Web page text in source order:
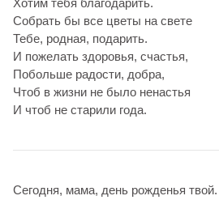
Хотим тебя благодарить.
Собрать бы все цветы на свете
Тебе, родная, подарить.
И пожелать здоровья, счастья,
Побольше радости, добра,
Чтоб в жизни не было ненастья
И чтоб не старили года.
Сегодня, мама, день рожденья твой.